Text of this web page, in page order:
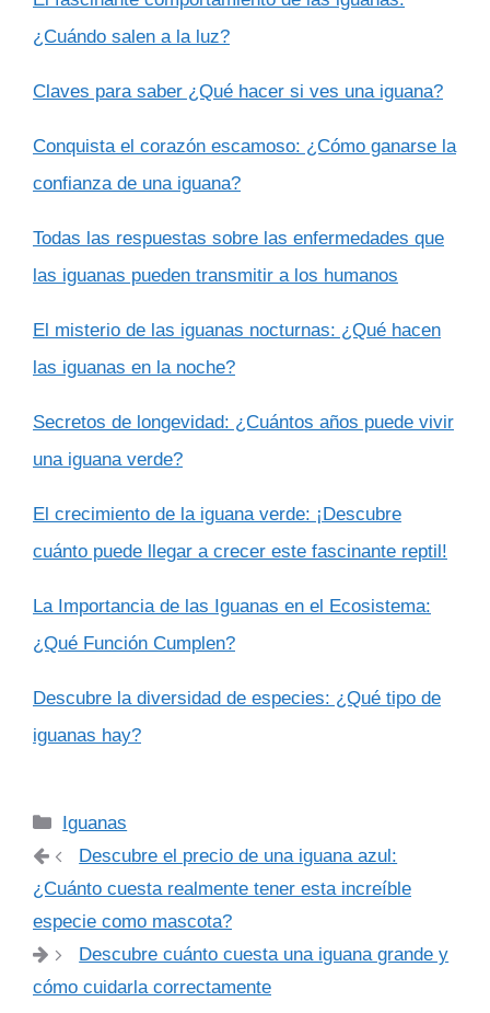
¿Cuándo salen a la luz?
Claves para saber ¿Qué hacer si ves una iguana?
Conquista el corazón escamoso: ¿Cómo ganarse la
confianza de una iguana?
Todas las respuestas sobre las enfermedades que
las iguanas pueden transmitir a los humanos
El misterio de las iguanas nocturnas: ¿Qué hacen
las iguanas en la noche?
Secretos de longevidad: ¿Cuántos años puede vivir
una iguana verde?
El crecimiento de la iguana verde: ¡Descubre
cuánto puede llegar a crecer este fascinante reptil!
La Importancia de las Iguanas en el Ecosistema:
¿Qué Función Cumplen?
Descubre la diversidad de especies: ¿Qué tipo de
iguanas hay?
Categorías
Iguanas
Descubre el precio de una iguana azul:
¿Cuánto cuesta realmente tener esta increíble
especie como mascota?
Descubre cuánto cuesta una iguana grande y
cómo cuidarla correctamente